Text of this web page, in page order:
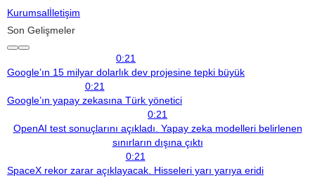
Kurumsalİletişim
Son Gelişmeler
0:21
Google’ın 15 milyar dolarlık dev projesine tepki büyük
0:21
Google’ın yapay zekasına Türk yönetici
0:21
OpenAI test sonuçlarını açıkladı. Yapay zeka modelleri belirlenen
sınırların dışına çıktı
0:21
SpaceX rekor zarar açıklayacak. Hisseleri yarı yarıya eridi